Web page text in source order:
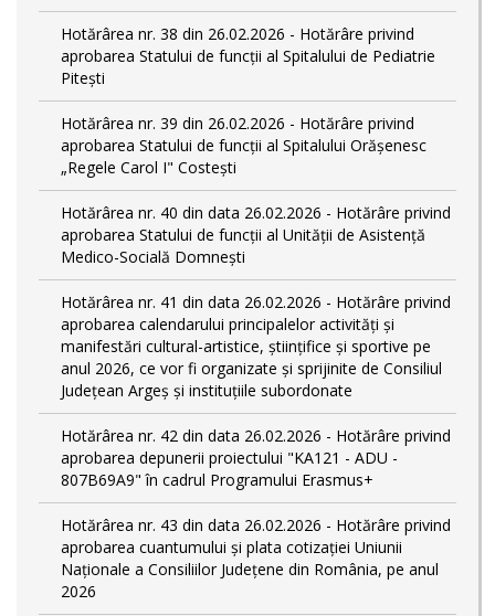
Hotărârea nr. 38 din 26.02.2026 - Hotărâre privind
aprobarea Statului de funcţii al Spitalului de Pediatrie
Pitești
Hotărârea nr. 39 din 26.02.2026 - Hotărâre privind
aprobarea Statului de funcţii al Spitalului Orăşenesc
„Regele Carol I" Costeşti
Hotărârea nr. 40 din data 26.02.2026 - Hotărâre privind
aprobarea Statului de funcții al Unității de Asistență
Medico-Socială Domnești
Hotărârea nr. 41 din data 26.02.2026 - Hotărâre privind
aprobarea calendarului principalelor activităţi şi
manifestări cultural-artistice, ştiinţifice şi sportive pe
anul 2026, ce vor fi organizate şi sprijinite de Consiliul
Judeţean Argeş şi instituţiile subordonate
Hotărârea nr. 42 din data 26.02.2026 - Hotărâre privind
aprobarea depunerii proiectului "KA121 - ADU -
807B69A9" în cadrul Programului Erasmus+
Hotărârea nr. 43 din data 26.02.2026 - Hotărâre privind
aprobarea cuantumului și plata cotizației Uniunii
Naționale a Consiliilor Județene din România, pe anul
2026